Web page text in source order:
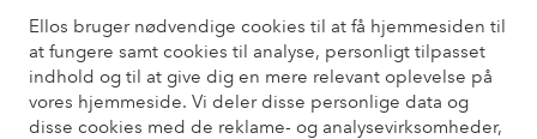
Ellos bruger nødvendige cookies til at få hjemmesiden til
at fungere samt cookies til analyse, personligt tilpasset
indhold og til at give dig en mere relevant oplevelse på
vores hjemmeside. Vi deler disse personlige data og
disse cookies med de reklame- og analysevirksomheder,
Kundeservice Bestilling Betalingsmåde
Mine sider